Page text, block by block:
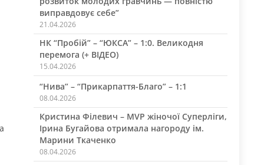
виправдовує себе”
21.04.2026
НК “Пробій” – “ЮКСА” – 1:0. Великодня
перемога (+ ВІДЕО)
15.04.2026
“Нива” – “Прикарпаття-Благо” – 1:1
08.04.2026
Кристина Філевич – MVP жіночої Суперліги,
Ірина Бугайова отримала нагороду ім.
Марини Ткаченко
08.04.2026